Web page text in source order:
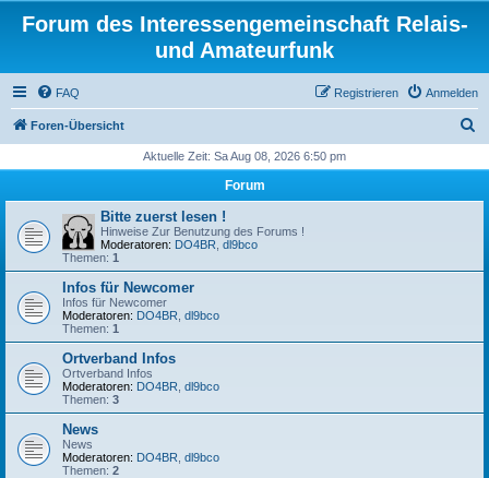
Forum des Interessengemeinschaft Relais-
und Amateurfunk
FAQ Anmelden
Registrieren
Foren-Übersicht
h
Aktuelle Zeit: Sa Aug 08, 2026 6:50 pm
Forum
Bitte zuerst lesen !
Hinweise Zur Benutzung des Forums !
Moderatoren: DO4BR dl9bco
Themen: 1
Infos für Newcomer
Infos für Newcomer
Moderatoren: DO4BR dl9bco
Themen: 1
Ortverband Infos
Ortverband Infos
Moderatoren: DO4BR dl9bco
Themen: 3
News
News
Moderatoren: DO4BR dl9bco
Themen: 2